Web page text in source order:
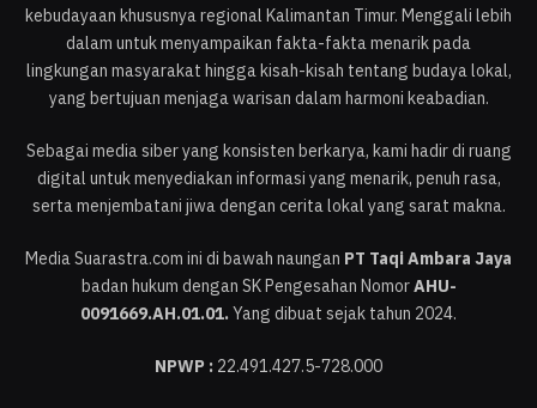
kebudayaan khususnya regional Kalimantan Timur. Menggali lebih
dalam untuk menyampaikan fakta-fakta menarik pada
lingkungan masyarakat hingga kisah-kisah tentang budaya lokal,
yang bertujuan menjaga warisan dalam harmoni keabadian.
Sebagai media siber yang konsisten berkarya, kami hadir di ruang
digital untuk menyediakan informasi yang menarik, penuh rasa,
serta menjembatani jiwa dengan cerita lokal yang sarat makna.
Media Suarastra.com ini di bawah naungan PT Taqi Ambara Jaya
badan hukum dengan SK Pengesahan NomorAHU-
0091669.AH.01.01.Yang dibuat sejak tahun 2024.
NPWP : 22.491.427.5-728.000